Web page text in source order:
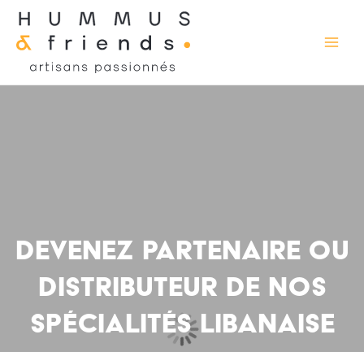
contenu
DEVENEZ PARTENAIRE OU
DISTRIBUTEUR DE NOS
SPÉCIALITÉS LIBANAISE